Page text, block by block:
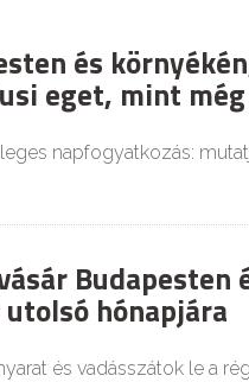
és
eget, mint
napfogyatkozás:
Budapesten
hónapjára
és vadásszátok le a